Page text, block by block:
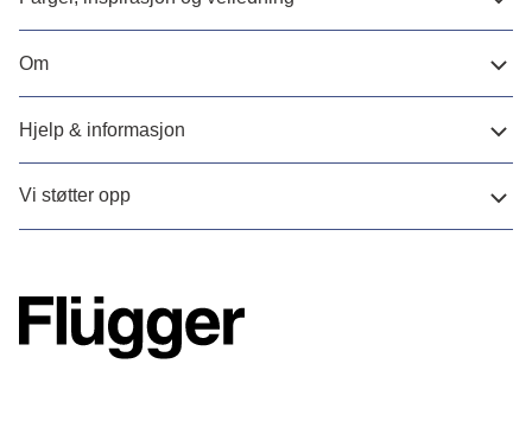
Om
Hjelp & informasjon
Vi støtter opp